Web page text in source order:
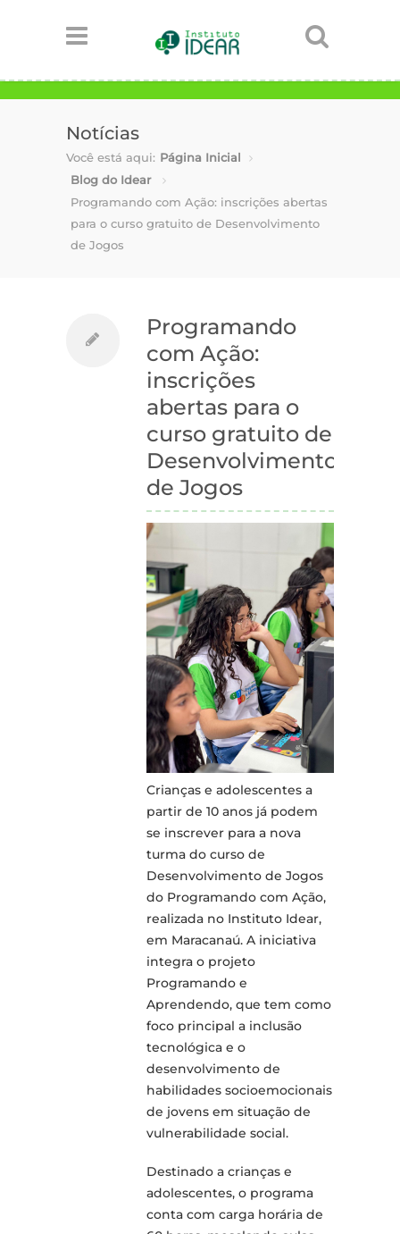
Notícias
Você está aqui: Página Inicial
Blog do Idear
Programando com Ação: inscrições abertas
para o curso gratuito de Desenvolvimento
de Jogos
Programando
com Ação:
inscrições
abertas para o
curso gratuito de
Desenvolvimento
de Jogos
Crianças e adolescentes a
partir de 10 anos já podem
se inscrever para a nova
turma do curso de
Desenvolvimento de Jogos
do Programando com Ação,
realizada no Instituto Idear,
em Maracanaú. A iniciativa
integra o projeto
Programando e
Aprendendo, que tem como
foco principal a inclusão
tecnológica e o
desenvolvimento de
habilidades socioemocionais
de jovens em situação de
vulnerabilidade social.
Destinado a crianças e
adolescentes, o programa
conta com carga horária de